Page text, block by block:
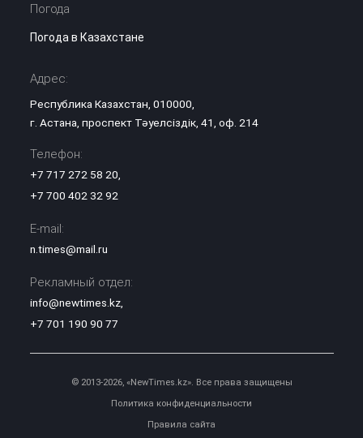
Погода
Погода в Казахстане
Адрес:
Республика Казахстан, 010000,
г. Астана, проспект Тәуелсіздік, 41, оф. 214
Телефон:
+7 717 272 58 20
+7 700 402 32 92
E-mail:
n.times@mail.ru
Рекламный отдел:
info@newtimes.kz,
+7 701 190 90 77
© 2013-2026, «NewTimes.kz». Все права защищены
Политика конфиденциальности
Правила сайта